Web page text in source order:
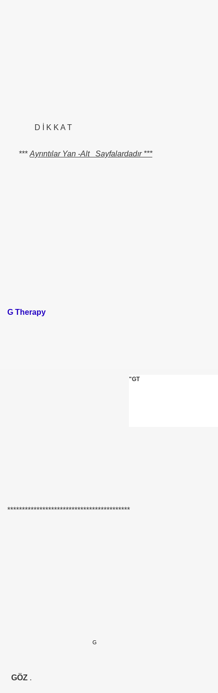
D İ K K A T
*** Ayrıntılar Yan -Alt Sayfalardadır ***
G Therapy
"GT
******************************************
G
GÖZ .